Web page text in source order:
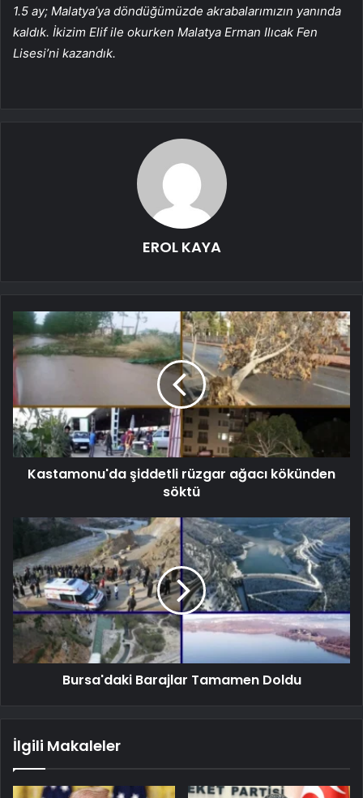
1.5 ay; Malatya’ya döndüğümüzde akrabalarımızın yanında
kaldık. İkizim Elif ile okurken Malatya Erman Ilıcak Fen
Lisesi’ni kazandık.
EROL KAYA
Kastamonu'da şiddetli rüzgar ağacı kökünden
söktü
Bursa'daki Barajlar Tamamen Doldu
İlgili Makaleler